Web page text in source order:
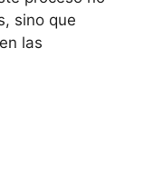
sino que
las